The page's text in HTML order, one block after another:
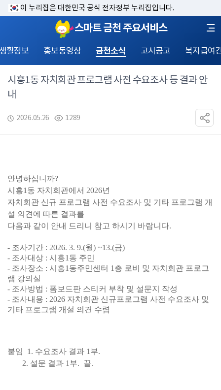
이 누리집은 대한민국 공식 전자정부 누리집입니다.
스마트 금천 주요서비스
활정보 홍보동영상 금천소식 고시공고 복지급여
시흥1동 자치회관 프로그램 사전 수요조사 등 결과 안
내
2026.05.26 1289
안녕하십니까?
시흥1동 자치회관에서 2026년
자치회관 신규 프로그램 사전 수요조사 및 기타 프로그램 개
설 의견에 따른 결과를
다음과 같이 안내 드리니 참고 하시기 바랍니다.
- 조사기간 : 2026. 3. 9.(월) ~13.(금)
- 조사대상 : 시흥1동 주민
- 조사장소 : 시흥1동주민센터 1층 로비 및 자치회관 프로그
램 강의실
- 조사방법 : 폼보드판 스티커 부착 및 설문지 작성
- 조사내용 : 2026 자치회관 신규프로그램 사전 수요조사 및
기타 프로그램 개설 의견 수렴
붙임  1. 수요조사 결과 1부.
2. 설문 결과 1부.  끝.